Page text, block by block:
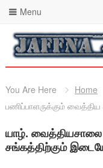
Menu
You Are Here Home
பணிப்பாளருக்கும்
யாழ். வைத்தியசாலை
சங்கத்திற்கும்